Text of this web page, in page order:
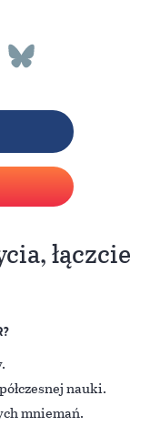
łączcie
nauki.
mniemań.